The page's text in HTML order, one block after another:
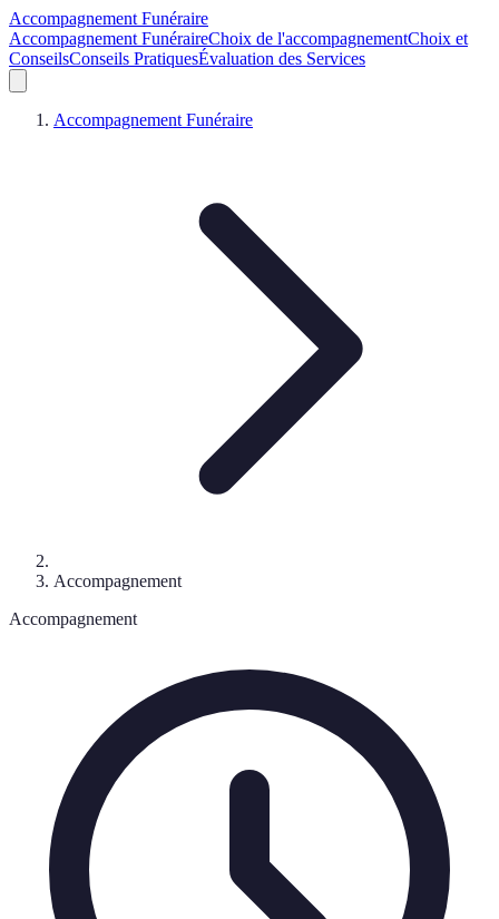
Accompagnement Funéraire
Accompagnement FunéraireChoix de l'accompagnementChoix et
ConseilsConseils PratiquesÉvaluation des Services
Accompagnement Funéraire
Accompagnement
Accompagnement